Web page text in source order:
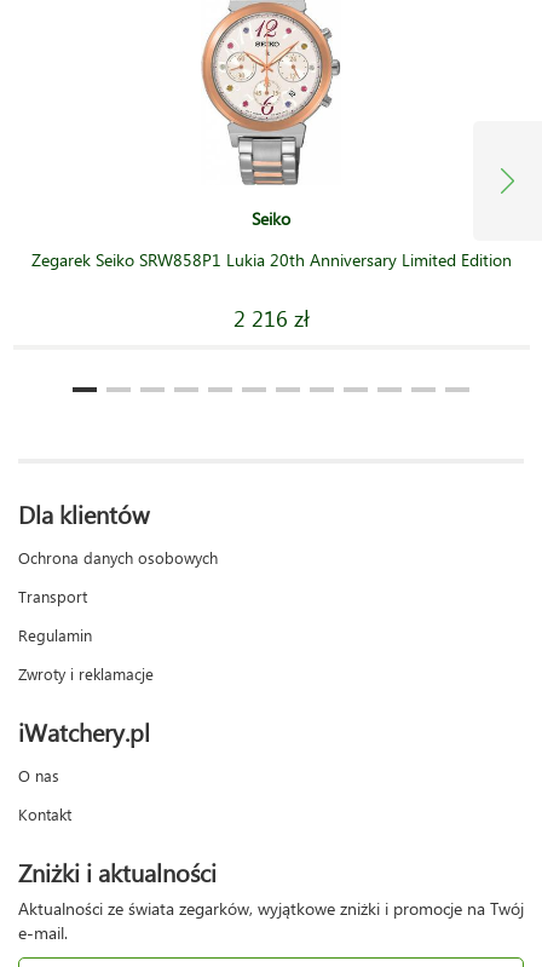
Seiko
Zegarek Seiko SRW858P1 Lukia 20th Anniversary Limited Edition
2 216 zł
Dla klientów
Ochrona danych osobowych
Transport
Regulamin
Zwroty i reklamacje
iWatchery.pl
O nas
Kontakt
Zniżki i aktualności
Aktualności ze świata zegarków, wyjątkowe zniżki i promocje na Twój
e-mail.